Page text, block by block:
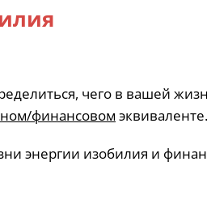
чего в вашей
финансовом эквиваленте.
энергии изобилия и